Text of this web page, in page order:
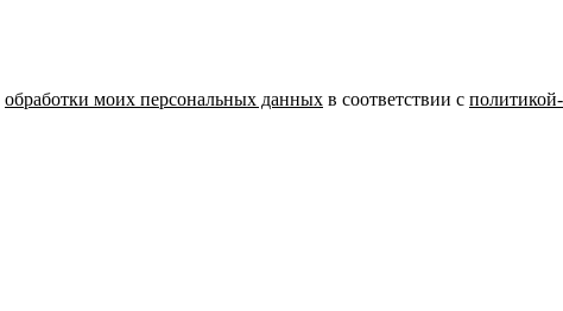
обработки моих персональных данных в соответствии с